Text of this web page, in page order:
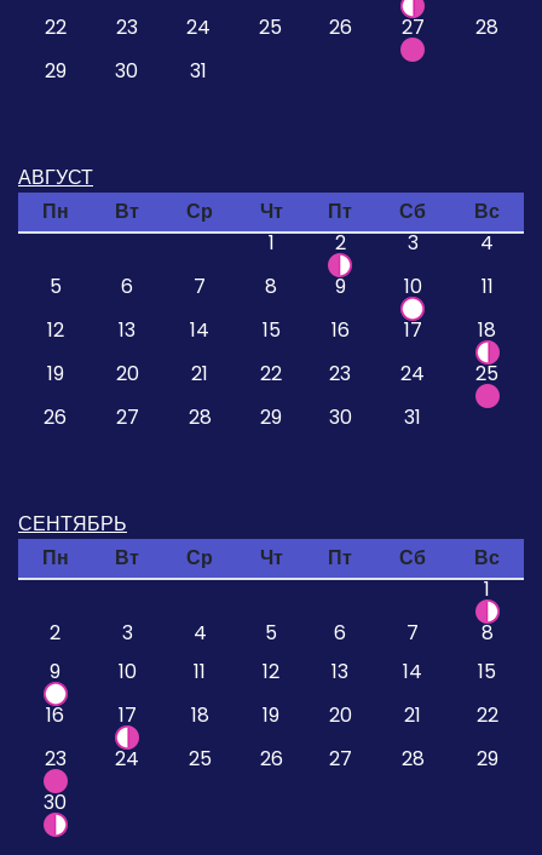
22 23 24 25 26 27
28
29
30 31
АВГУСТ
Пн
Вт Ср Чт Пт Сб
Вс
1
2 3
4
5
6 7 8 9 10
11
12
13 14 15 16 17
18
19
20 21 22 23 24
25
26
27 28 29 30 31
СЕНТЯБРЬ
Пн
Вт Ср Чт Пт Сб
Вс
1
2
3 4 5 6 7
8
9
10 11 12 13 14
15
16
17 18 19 20 21
22
23
24 25 26 27 28
29
30